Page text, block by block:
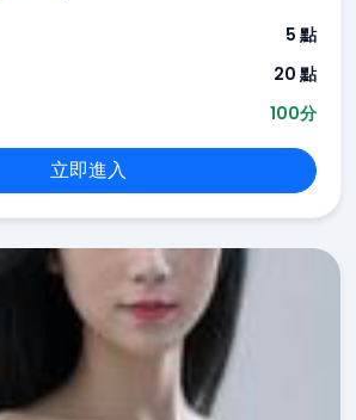
5 點
20 點
100分
立即進入